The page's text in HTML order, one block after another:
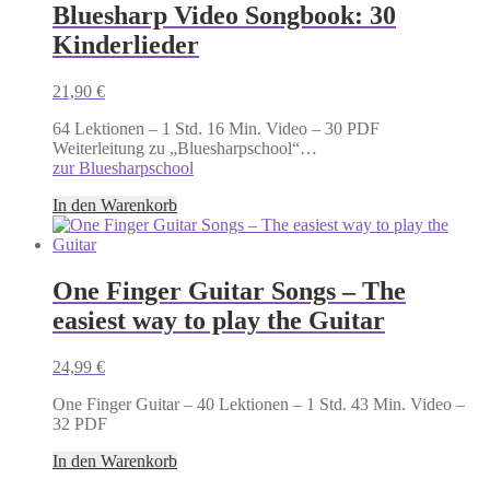
Bluesharp Video Songbook: 30
Kinderlieder
21,90 €
64 Lektionen – 1 Std. 16 Min. Video – 30 PDF
Weiterleitung zu „Bluesharpschool“…
zur Bluesharpschool
In den Warenkorb
One Finger Guitar Songs – The
easiest way to play the Guitar
24,99 €
One Finger Guitar – 40 Lektionen – 1 Std. 43 Min. Video –
32 PDF
In den Warenkorb